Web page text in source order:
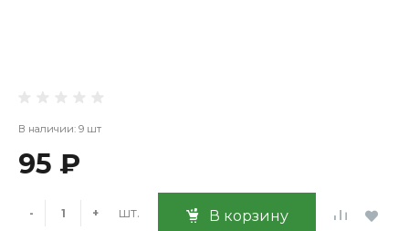
В наличии: 9 шт
95 ₽
- + шт. В корзину